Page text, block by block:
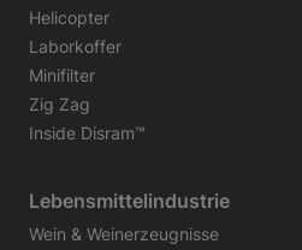
Helicopter
Laborkoffer
Minifilter
Zig Zag
Inside Disram™
Lebensmittelindustrie
Wein & Weinerzeugnisse